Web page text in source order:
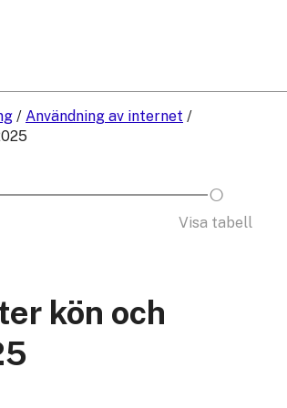
/ Användning av internet /
Visa tabell
kön och